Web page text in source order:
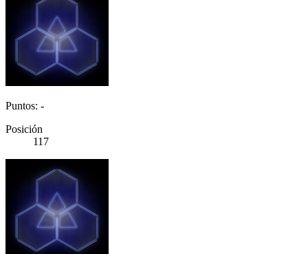
Puntos: -
Posición
117